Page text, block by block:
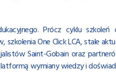
Prócz cyklu szkoleń
One Click LCA, stale
Saint-Gobain oraz
wymiany wiedzy i